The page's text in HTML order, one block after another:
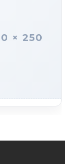
× 250